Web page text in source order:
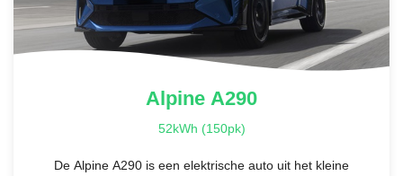
AlpineA290
52kWh (150pk)
De Alpine A290 is een elektrische auto uit het kleine